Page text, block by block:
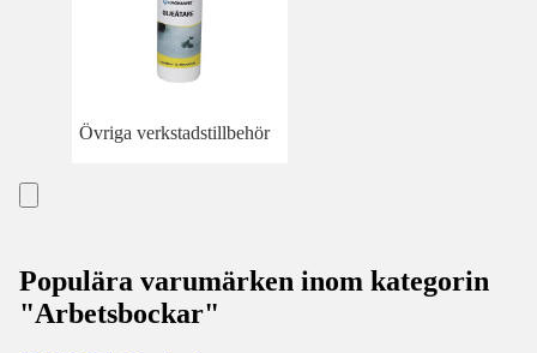
Övriga verkstadstillbehör
Populära varumärken inom kategorin
"Arbetsbockar"